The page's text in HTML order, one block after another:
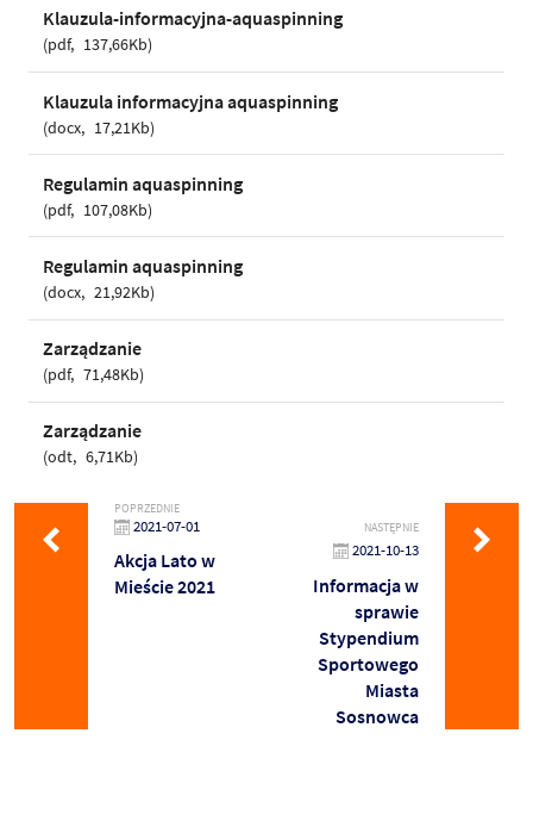
Klauzula-informacyjna-aquaspinning
pdf 137,66Kb
Klauzula informacyjna aquaspinning
docx 17,21Kb
Regulamin aquaspinning
pdf 107,08Kb
Regulamin aquaspinning
docx 21,92Kb
Zarządzanie
pdf 71,48Kb
Zarządzanie
odt 6,71Kb
POPRZEDNIE
2021-07-01
Akcja Lato w
Mieście 2021
NASTĘPNIE
2021-10-13
Informacja w
sprawie
Stypendium
Sportowego
Miasta
Sosnowca